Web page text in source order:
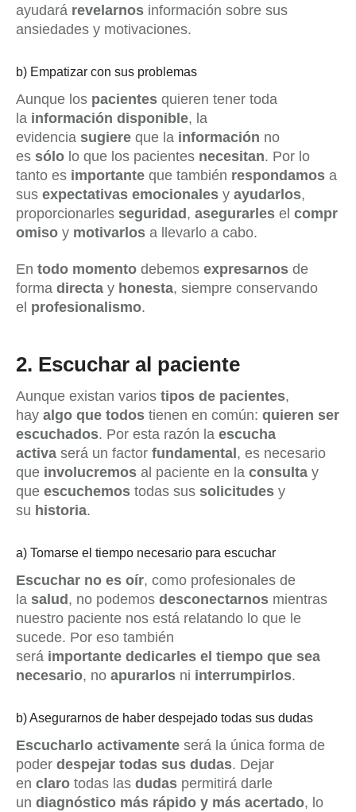
ayudará revelarnos información sobre sus
ansiedades y motivaciones.
b) Empatizar con sus problemas
Aunque los pacientes quieren tener toda
la información disponible, la
evidencia sugiere que la información no
es sólo lo que los pacientes necesitan. Por lo
tanto es importante que también respondamos a
sus expectativas emocionales y ayudarlos,
proporcionarles seguridad, asegurarles el compr
omiso y motivarlos a llevarlo a cabo.
En todo momento debemos expresarnos de
forma directa y honesta, siempre conservando
el profesionalismo.
2. Escuchar al paciente
Aunque existan varios tipos de pacientes,
hay algo que todos tienen en común: quieren ser
escuchados. Por esta razón la escucha
activa será un factor fundamental, es necesario
que involucremos al paciente en la consulta y
que escuchemos todas sus solicitudes y
su historia.
a) Tomarse el tiempo necesario para escuchar
Escuchar no es oír, como profesionales de
la salud, no podemos desconectarnos mientras
nuestro paciente nos está relatando lo que le
sucede. Por eso también
será importante dedicarles el tiempo que sea
necesario, no apurarlos ni interrumpirlos.
b) Asegurarnos de haber despejado todas sus dudas
Escucharlo activamente será la única forma de
poder despejar todas sus dudas. Dejar
en claro todas las dudas permitirá darle
un diagnóstico más rápido y más acertado, lo